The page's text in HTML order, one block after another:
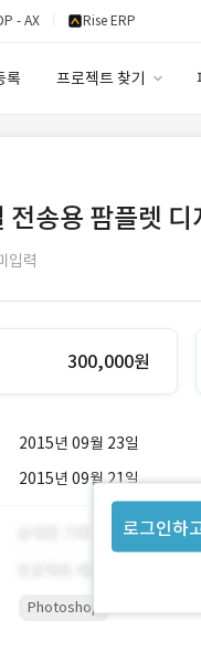
- AX Rise ERP
록 프로젝트 찾기
전송용 팜플렛 디
입력
300,000원
2015년 09월 23일
로그인하
2015년 09월 21일
Photoshop